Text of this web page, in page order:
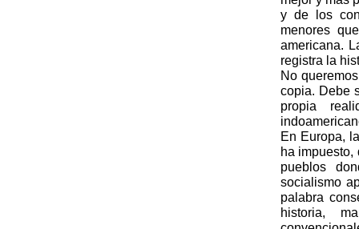
y de los
menores
americana.
registra la
No
copia. Debe
propia
En Europa,
ha
pueblos
socialismo
palabra
historia,